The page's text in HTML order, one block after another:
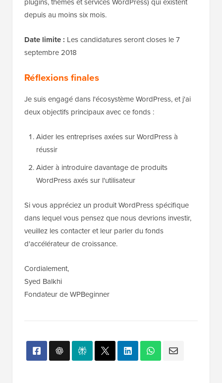
depuis au moins six mois.
Date limite : Les candidatures seront closes le 7
septembre 2018
Réflexions finales
Je suis engagé dans l'écosystème WordPress, et j'ai
deux objectifs principaux avec ce fonds :
Aider les entreprises axées sur WordPress à
réussir
Aider à introduire davantage de produits
WordPress axés sur l'utilisateur
Si vous appréciez un produit WordPress spécifique
dans lequel vous pensez que nous devrions investir,
veuillez les contacter et leur parler du fonds
d'accélérateur de croissance.
Cordialement,
Syed Balkhi
Fondateur de WPBeginner